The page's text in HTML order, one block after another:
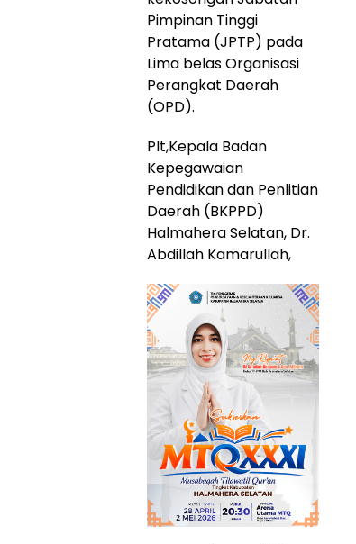
Pimpinan Tinggi
Pratama (JPTP) pada
Lima belas Organisasi
Perangkat Daerah
(OPD).
Plt,Kepala Badan
Kepegawaian
Pendidikan dan Penlitian
Daerah (BKPPD)
Halmahera Selatan, Dr.
Abdillah Kamarullah,